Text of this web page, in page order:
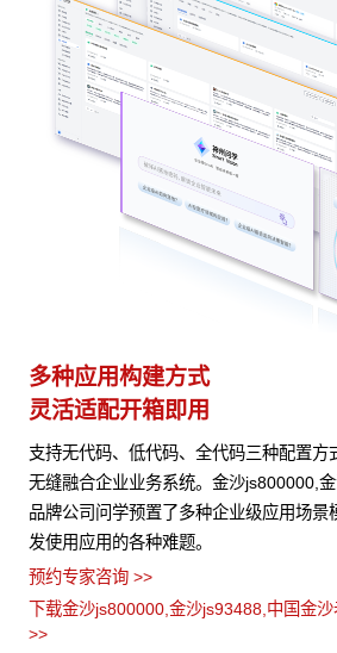
多种应用构建方式
灵活适配开箱即用
支持无代码、低代码、全代码三种配置方
无缝融合企业业务系统。金沙js800000,
品牌公司问学预置了多种企业级应用场景
发使用应用的各种难题。
预约专家咨询 >>
下载金沙js800000,金沙js93488,中国金
>>